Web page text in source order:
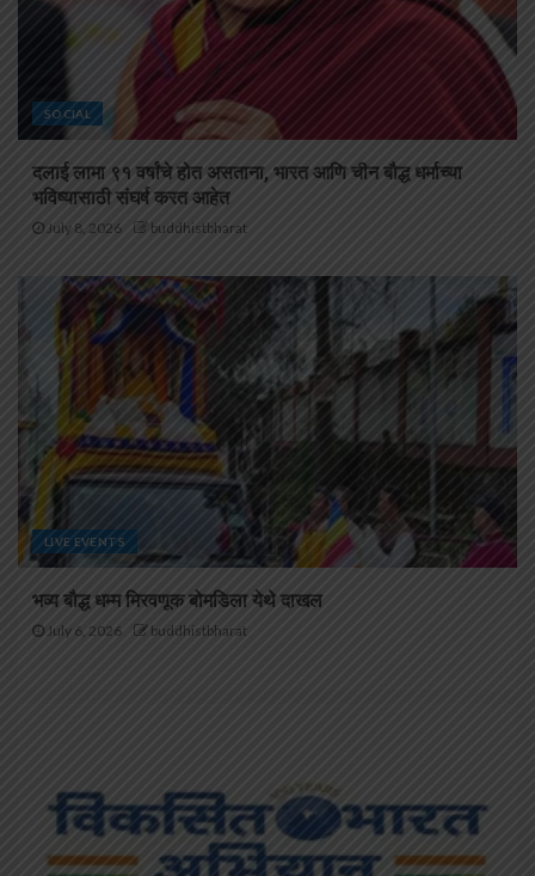
SOCIAL
दलाई लामा ९१ वर्षांचे होत असताना, भारत आणि चीन बौद्ध धर्माच्या
भविष्यासाठी संघर्ष करत आहेत
July 8, 2026 buddhistbharat
LIVE EVENTS
भव्य बौद्ध धम्म मिरवणूक बोमडिला येथे दाखल
July 6, 2026 buddhistbharat